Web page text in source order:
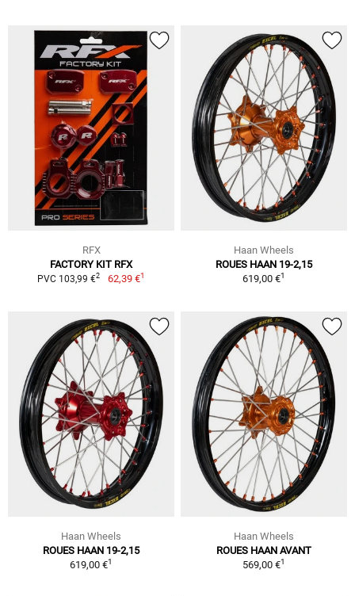
RFX
FACTORY KIT RFX
PVC 103,99 €2 62,39 €1
Haan Wheels
ROUES HAAN 19-2,15
619,00 €1
Haan Wheels
ROUES HAAN 19-2,15
619,00 €1
Haan Wheels
ROUES HAAN AVANT
569,00 €1